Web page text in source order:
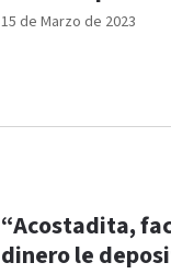
15 de Marzo de 2023
“Acostadita,
dinero le